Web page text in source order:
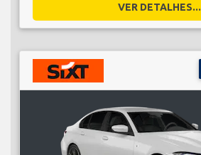
VER DETALHES...